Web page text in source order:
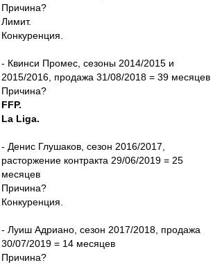
Причина?
Лимит.
Конкуренция.
- Квинси Промес, сезоны 2014/2015 и
2015/2016, продажа 31/08/2018 = 39 месяцев
Причина?
FFP.
La Liga.
- Денис Глушаков, сезон 2016/2017,
расторжение контракта 29/06/2019 = 25
месяцев
Причина?
Конкуренция.
- Луиш Адриано, сезон 2017/2018, продажа
30/07/2019 = 14 месяцев
Причина?